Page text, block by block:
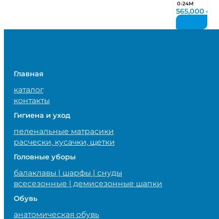
Interbaby
0-24М
565,000 сум
Главная
каталог
контакты
Гигиена и уход
пеленальные матрасики
расчески, кусачки, щетки
Головные уборы
балаклавы | шарфы | снуды
всесезонные | демисезонные шапки
Обувь
анатомическая обувь